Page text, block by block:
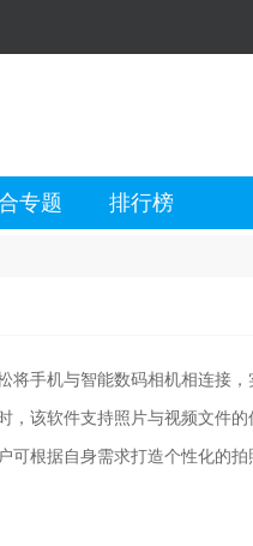
专题 排行榜
将手机与智能数码相机相连接
，该软件支持照片与视频文件
可根据自身需求打造个性化的